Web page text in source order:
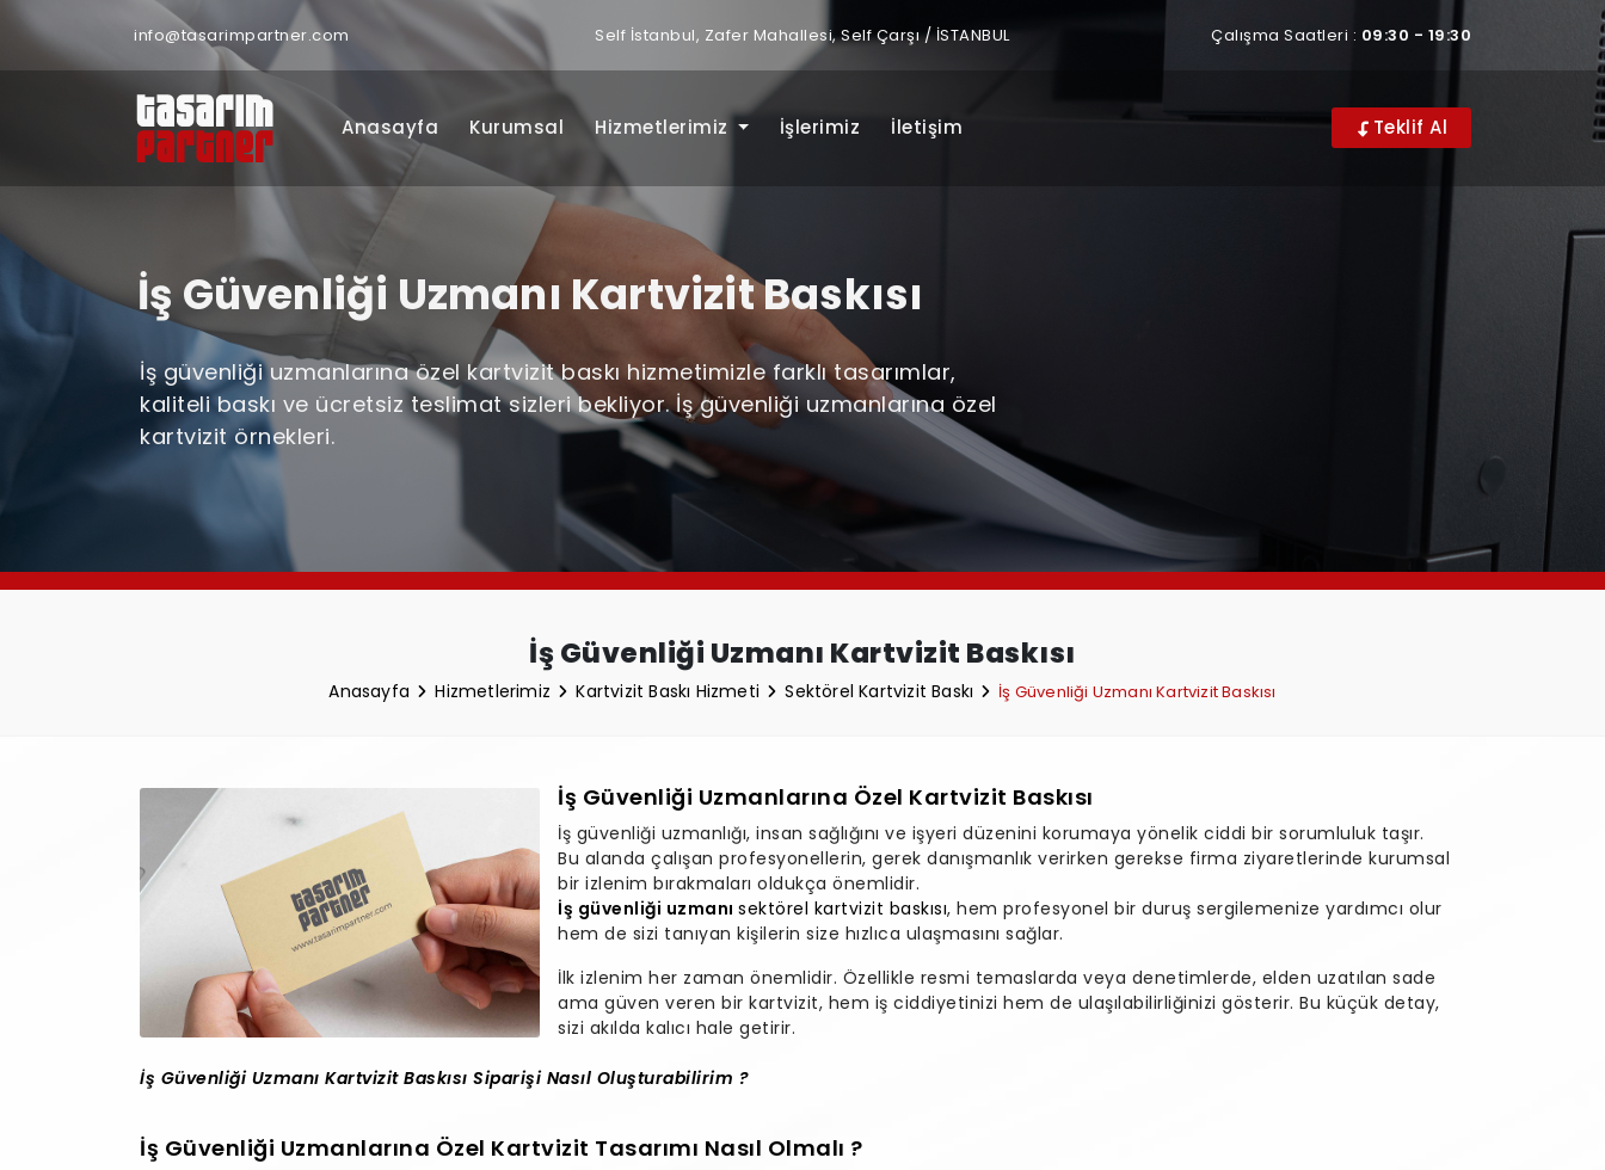
info@tasarimpartner.com Self İstanbul, Zafer Mahallesi, Self Çarşı / İSTANBUL Çalışma Saatleri : 09:30 - 19:30
Anasayfa Kurumsal Hizmetlerimiz İşlerimiz İletişim Teklif Al
İş Güvenliği Uzmanı Kartvizit Baskısı
İş güvenliği uzmanlarına özel kartvizit baskı hizmetimizle farklı tasarımlar,
kaliteli baskı ve ücretsiz teslimat sizleri bekliyor. İş güvenliği uzmanlarına özel
kartvizit örnekleri.
İş Güvenliği Uzmanı Kartvizit Baskısı
Anasayfa Hizmetlerimiz Kartvizit Baskı Hizmeti Sektörel Kartvizit Baskı İş Güvenliği Uzmanı Kartvizit Baskısı
İş Güvenliği Uzmanlarına Özel Kartvizit Baskısı
İş güvenliği uzmanlığı, insan sağlığını ve işyeri düzenini korumaya yönelik ciddi bir sorumluluk taşır.
Bu alanda çalışan profesyonellerin, gerek danışmanlık verirken gerekse firma ziyaretlerinde kurumsal
bir izlenim bırakmaları oldukça önemlidir.
İş güvenliği uzmanı sektörel kartvizit baskısı, hem profesyonel bir duruş sergilemenize yardımcı olur
hem de sizi tanıyan kişilerin size hızlıca ulaşmasını sağlar.
İlk izlenim her zaman önemlidir. Özellikle resmi temaslarda veya denetimlerde, elden uzatılan sade
ama güven veren bir kartvizit, hem iş ciddiyetinizi hem de ulaşılabilirliğinizi gösterir. Bu küçük detay,
sizi akılda kalıcı hale getirir.
İş Güvenliği Uzmanı Kartvizit Baskısı Siparişi Nasıl Oluşturabilirim ?
İş Güvenliği Uzmanlarına Özel Kartvizit Tasarımı Nasıl Olmalı ?